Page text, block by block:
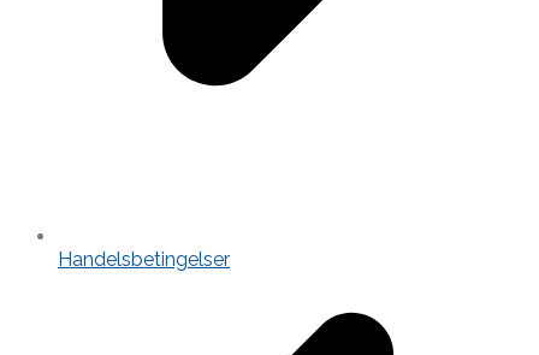
Handelsbetingelser